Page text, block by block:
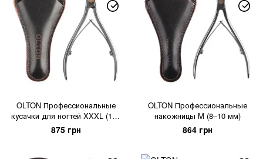
OLTON Профессиональные
кусачки для ногтей XXXL (18–
21 мм)
875 грн
OLTON Профессиональные
накожницы M (8–10 мм)
864 грн